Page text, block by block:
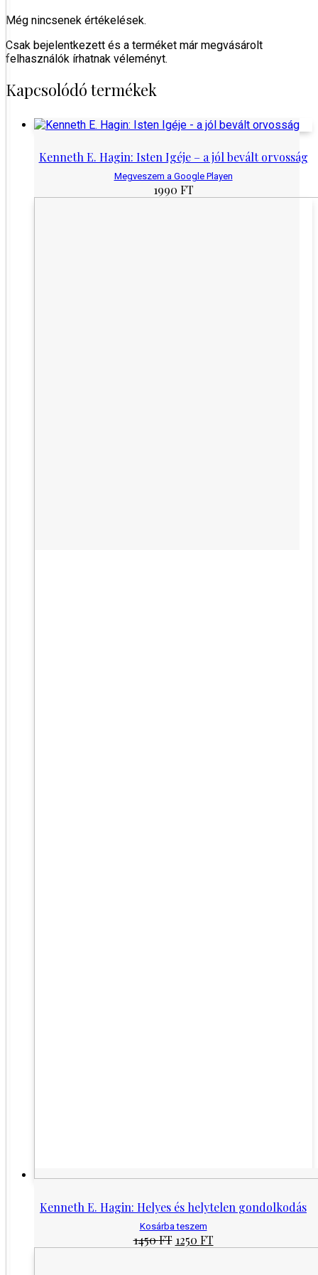
Még nincsenek értékelések.
Csak bejelentkezett és a terméket már megvásárolt
felhasználók írhatnak véleményt.
Kapcsolódó termékek
Kenneth E. Hagin: Isten Igéje – a jól bevált orvosság
Megveszem a Google Playen
1990 FT
Kenneth E. Hagin: Helyes és helytelen gondolkodás
Kosárba teszem
1450FT Original
price
1250 FTCurrent
price